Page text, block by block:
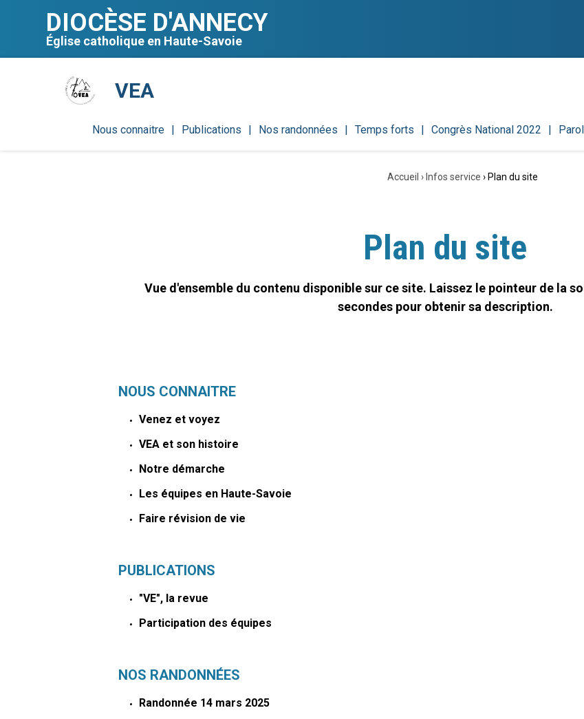
DIOCÈSE D'ANNECY
Église catholique en Haute-Savoie
VEA
Nous connaitre Publications Nos randonnées Temps forts Congrès National 2022
Accueil › Infos service › Plan du site
Plan du site
Vue d'ensemble du contenu disponible sur ce site. Laissez le pointeur de la
secondes pour obtenir sa description.
NOUS CONNAITRE
Venez et voyez
VEA et son histoire
Notre démarche
Les équipes en Haute-Savoie
Faire révision de vie
PUBLICATIONS
"VE", la revue
Participation des équipes
NOS RANDONNÉES
Randonnée 14 mars 2025